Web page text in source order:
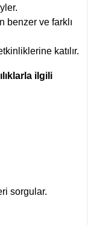
benzer ve farklı
katılır.
ilgili
sorgular.